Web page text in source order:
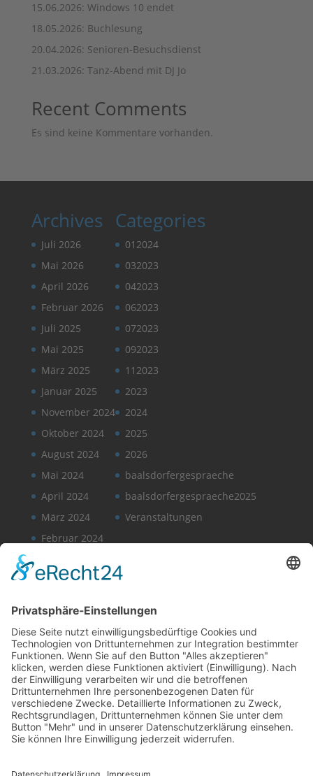
15.06.2026: Windows 10 endet
18.05.2026: Buchlesung
20.04.2026: Senioren-Besuchsdienst
21.03.2026: Tanz-Abend mit DJ Jo
Recent Comments
Es sind keine Kommentare vorhanden.
Archives
Juli 2026
Mai 2026
April 2026
Februar 2026
Juli 2025
Mai 2025
März 2025
Januar 2025
November 2024
Oktober 2024
August 2024
Mai 2024
April 2024
März 2024
Februar 2024
November 2023
August 2023
Juni 2023
Mai 2023
März 2023
Januar 2023
Categories
012024
032023
042023
062023
072023
092023
112023
2023
2024
2025
2026
baalsdorfergespraeche
baalsdorfergespraeche2025
Veranstaltungen